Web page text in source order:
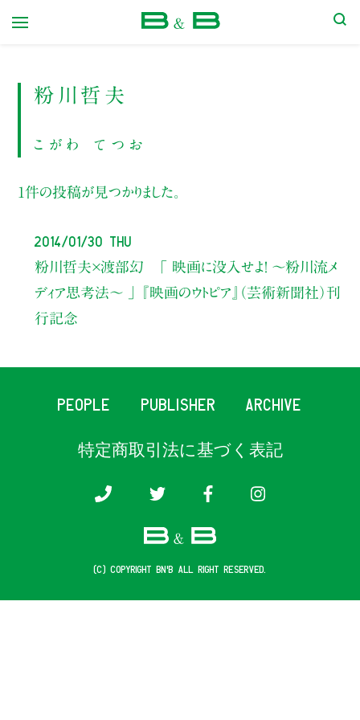
粉川哲夫
こがわ てつお
1件の投稿が見つかりました。
2014/01/30 Thu
粉川哲夫×渡部幻 「 映画に没入せよ！ ～粉川流メ
ディア思考法～ 」 『映画のウトピア』（芸術新聞社）刊
行記念
PEOPLE PUBLISHER ARCHIVE
特定商取引法に基づく表記
(c) COPYRIGHT B&B ALL RIGHT RESERVED.